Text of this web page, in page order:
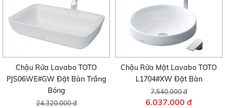
Chậu Rửa Lavabo TOTO
PJS06WE#GW Đặt Bàn Trắng
Bóng
24.320.000 đ
Chậu Rửa Mặt Lavabo TOTO
L1704#XW Đặt Bàn
7.540.000 đ
6.037.000 đ